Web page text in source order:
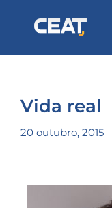
Vida real
20 outubro, 2015